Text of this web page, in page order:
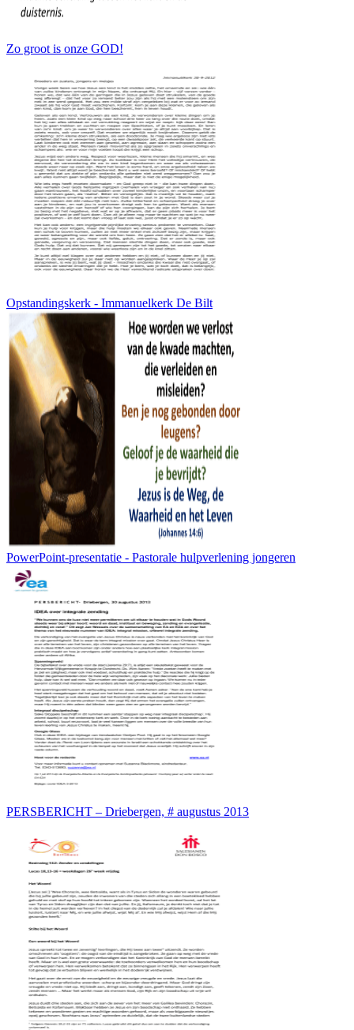
Zo groot is onze GOD!
Opstandingskerk - Immanuelkerk De Bilt
PowerPoint-presentatie - Pastorale hulpverlening jongeren
PERSBERICHT – Driebergen, # augustus 2013